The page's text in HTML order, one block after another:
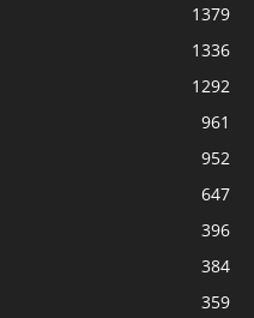
1379
1336
1292
961
952
647
396
384
359